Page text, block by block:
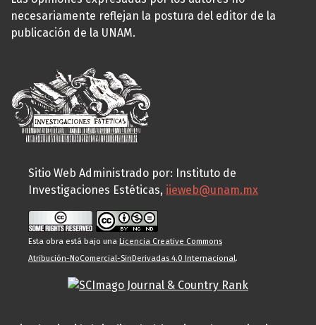
necesariamente reflejan la postura del editor de la
publicación de la UNAM.
Sitio Web Administrado por: Instituto de
Investigaciones Estéticas, iieweb@unam.mx
Esta obra está bajo una Licencia Creative Commons
Atribución-NoComercial-SinDerivadas 4.0 Internacional.